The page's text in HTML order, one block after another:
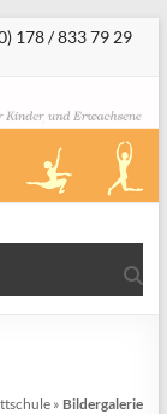
178 / 833 79 29
» Bildergalerie